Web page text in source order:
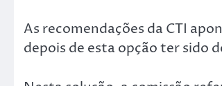
As recomendações da CTI
depois de esta opção ter sido